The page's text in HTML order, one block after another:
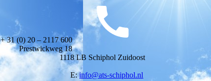
+ 31 (0) 20 – 2117 600
Prestwickweg 18
1118 LB Schiphol Zuidoost
E:info@ats-schiphol.nl